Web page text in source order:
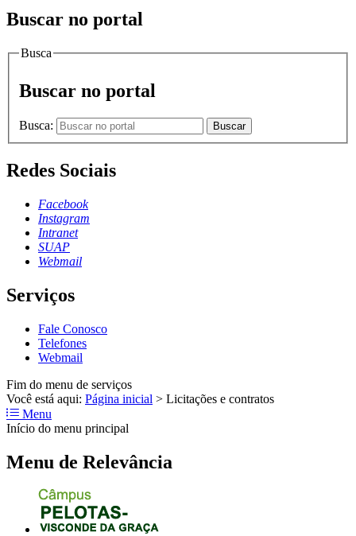
Buscar no portal
Busca
Buscar no portal
Busca: Buscar
Redes Sociais
Facebook
Instagram
Intranet
SUAP
Webmail
Serviços
Fale Conosco
Telefones
Webmail
Fim do menu de serviços
Você está aqui: Página inicial > Licitações e contratos
Menu
Início do menu principal
Menu de Relevância